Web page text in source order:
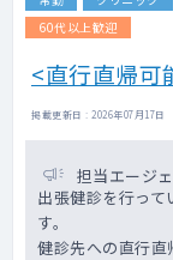
60代以上歓迎
<直行直帰可
掲載更新日 : 2026年07月17
担当エージ
出張健診を行っ
す。
健診先への直行直